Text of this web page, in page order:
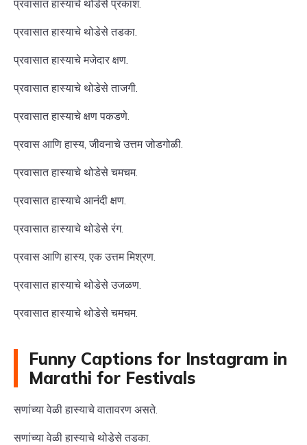
प्रवासात हास्याचे थोडेसे प्रकाश.
प्रवासात हास्याचे थोडेसे तडका.
प्रवासात हास्याचे मजेदार क्षण.
प्रवासात हास्याचे थोडेसे ताजगी.
प्रवासात हास्याचे क्षण पकडणे.
प्रवास आणि हास्य, जीवनाचे उत्तम जोडगोळी.
प्रवासात हास्याचे थोडेसे चमचम.
प्रवासात हास्याचे आनंदी क्षण.
प्रवासात हास्याचे थोडेसे रंग.
प्रवास आणि हास्य, एक उत्तम मिश्रण.
प्रवासात हास्याचे थोडेसे उजळण.
प्रवासात हास्याचे थोडेसे चमचम.
Funny Captions for Instagram in
Marathi for Festivals
सणांच्या वेळी हास्याचे वातावरण असते.
सणांच्या वेळी हास्याचे थोडेसे तडका.